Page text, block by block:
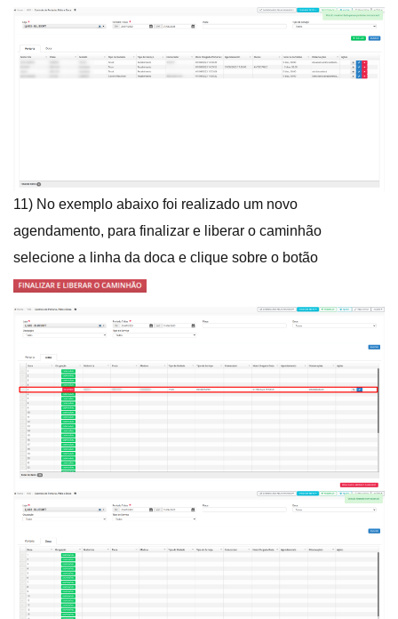
11) No exemplo abaixo foi realizado um novo
agendamento, para finalizar e liberar o caminhão
selecione a linha da doca e clique sobre o botão